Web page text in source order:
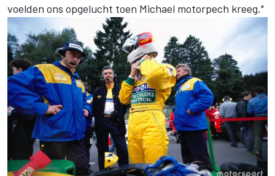
voelden ons opgelucht toen Michael motorpech kreeg."